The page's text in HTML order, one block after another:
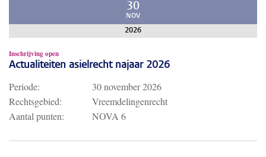
30
NOV
2026
Inschrijving open
Actualiteiten asielrecht najaar 2026
Periode:
30 november 2026
Rechtsgebied:
Vreemdelingenrecht
Aantal punten:
NOVA 6